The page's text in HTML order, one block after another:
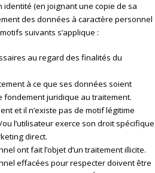
(en joignant une copie de sa
des données à caractère personnel
suivants s’applique :
au regard des finalités du
à ce que ses données soient
fondement juridique au traitement.
et il n’existe pas de motif légitime
l’utilisateur exerce son droit spécifique
direct.
ont fait l’objet d’un traitement illicite.
effacées pour respecter doivent être